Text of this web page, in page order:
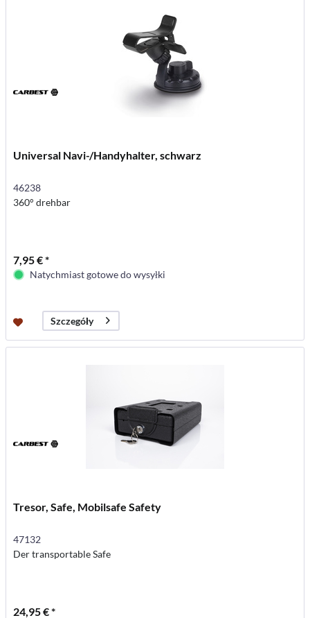
Universal Navi-/Handyhalter, schwarz
46238
360° drehbar
7,95 € *
Natychmiast gotowe do wysyłki
Szczegóły
Tresor, Safe, Mobilsafe Safety
47132
Der transportable Safe
24,95 € *